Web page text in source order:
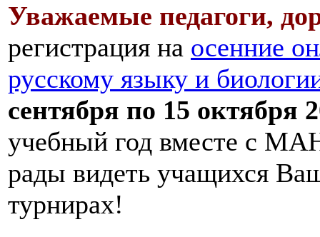
Уважаемые педагоги,
регистрация на осенние
русскому языку и
сентября по 15 октября
учебный год вместе с
рады видеть учащихся
турнирах!